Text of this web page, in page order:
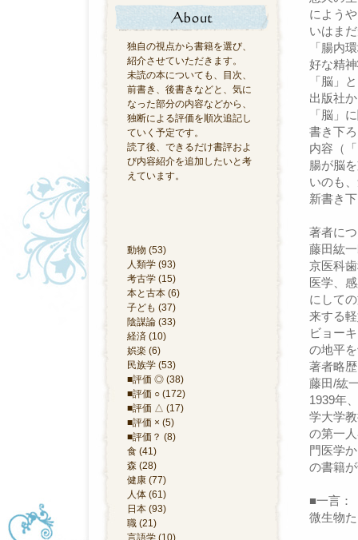
独自の視点から書籍を選び、
紹介させていただきます。
未読の本についても、目次、
前書き、後書きなどと、気に
なった部分の内容などから、
独断による評価を順次追記し
ていく予定です。
読了後、できるだけ書評およ
び内容紹介を追加したいと考
えています。
動物 (53)
人類学 (93)
考古学 (15)
本と古本 (6)
子ども (37)
陰謀論 (33)
経済 (10)
娯楽 (6)
民族学 (53)
■評価 ◎ (38)
■評価 ○ (172)
■評価 △ (17)
■評価 × (5)
■評価？ (8)
食 (41)
森 (28)
健康 (77)
人体 (61)
日本 (93)
職 (21)
言語学 (10)
によう
いはま
「腸内
好な精
「脳」
出版社
「脳」
書き下
内容（
腸が脳
いのも
新書き
著者に
藤田紘
京医科
医学、
にして
来する
ビョー
の地平
著者略
藤田/紘
1939年
学大学
の第一
門医学
の書籍
■一言：
微生物